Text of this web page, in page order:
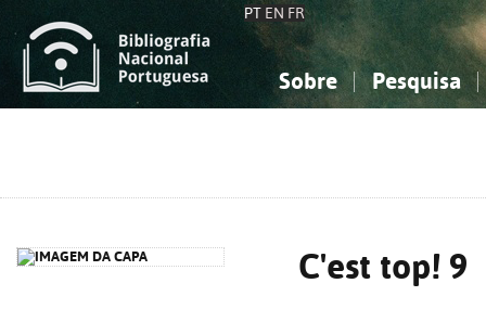
PT EN FR
Sobre Pesquisa
C'est top! 9